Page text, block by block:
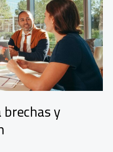
brechas y